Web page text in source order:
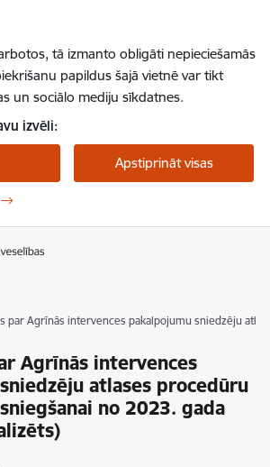
tā izmanto obligāti nepieciešamās
papildus šajā vietnē var tikt
un sociālo mediju sīkdatnes.
izvēli:
Apstiprināt visas
par Agrīnās intervences pakalpojumu sniedzēju
Agrīnās intervences
atlases procedūru
no 2023. gada